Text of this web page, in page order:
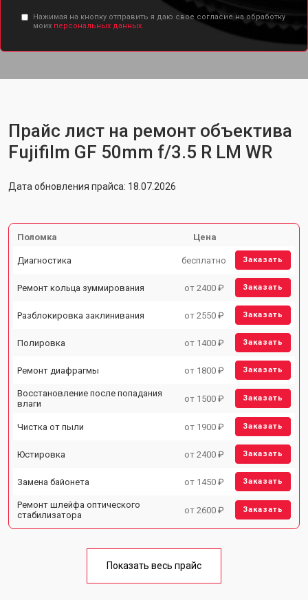
Нажимая на кнопку отправить я даю свое согласие на обработку
моих персональных данных.
Прайс лист на ремонт объектива
Fujifilm GF 50mm f/3.5 R LM WR
Дата обновления прайса: 18.07.2026
Поломка Цена
Диагностика бесплатно Заказать
Ремонт кольца зуммирования от 2400 ₽ Заказать
Разблокировка заклинивания от 2550 ₽ Заказать
Полировка от 1400 ₽ Заказать
Ремонт диафрагмы от 1800 ₽ Заказать
Восстановление после попадания
влаги
от 1500 ₽ Заказать
Чистка от пыли от 1900 ₽ Заказать
Юстировка от 2400 ₽ Заказать
Замена байонета от 1450 ₽ Заказать
Ремонт шлейфа оптического
стабилизатора
от 2600 ₽ Заказать
Показать весь прайс